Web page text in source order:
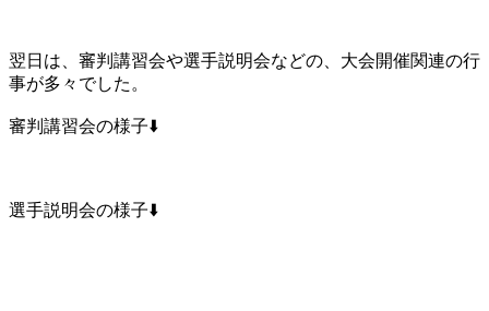
翌日は、審判講習会や選手説明会などの、大会開催関連の行
事が多々でした。
審判講習会の様子⬇️
選手説明会の様子⬇️